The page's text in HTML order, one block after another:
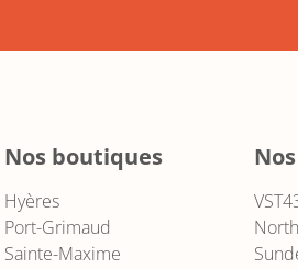
Nos boutiques
Hyères
Port-Grimaud
Sainte-Maxime